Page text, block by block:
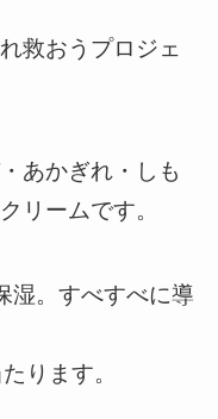
救おうプロジェ
あかぎれ・しも
リームです。
湿。すべすべに導
ります。